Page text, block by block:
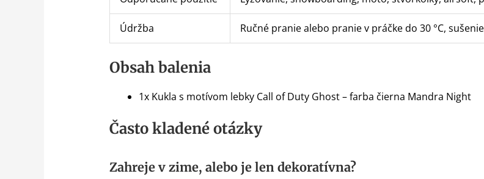
Údržba Ručné pranie alebo pranie v práčke do 30 °C,
Obsah balenia
1x Kukla s motívom lebky Call of Duty Ghost – farba čierna Mandra Night
Často kladené otázky
Zahreje v zime, alebo je len dekoratívna?